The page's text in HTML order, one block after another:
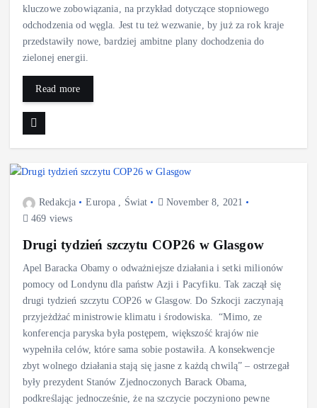
kluczowe zobowiązania, na przykład dotyczące stopniowego
odchodzenia od węgla. Jest tu też wezwanie, by już za rok kraje
przedstawiły nowe, bardziej ambitne plany dochodzenia do
zielonej energii.
Read more
Redakcja Europa , Świat
November 8, 2021
469 views
Drugi tydzień szczytu COP26 w Glasgow
Apel Baracka Obamy o odważniejsze działania i setki milionów
pomocy od Londynu dla państw Azji i Pacyfiku. Tak zaczął się
drugi tydzień szczytu COP26 w Glasgow. Do Szkocji zaczynają
przyjeżdżać ministrowie klimatu i środowiska. “Mimo, ze
konferencja paryska była postępem, większość krajów nie
wypełniła celów, które sama sobie postawiła. A konsekwencje
zbyt wolnego działania stają się jasne z każdą chwilą” – ostrzegał
były prezydent Stanów Zjednoczonych Barack Obama,
podkreślając jednocześnie, że na szczycie poczyniono pewne